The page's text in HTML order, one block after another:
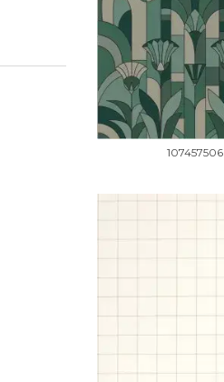
107457506